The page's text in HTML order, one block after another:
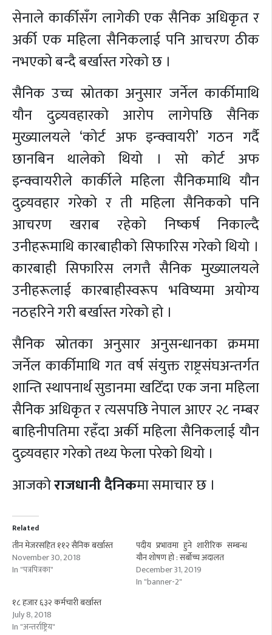
सेनाले कार्कीसँग लागेकी एक सैनिक अधिकृत र
अर्की एक महिला सैनिकलाई पनि आचरण ठीक
नभएको बन्दै बर्खास्त गरेको छ ।
सैनिक उच्च स्रोतका अनुसार जर्नेल कार्कीमाथि
यौन दुव्र्यवहारको आरोप लागेपछि सैनिक
मुख्यालयले ‘कोर्ट अफ इन्क्वायरी’ गठन गर्दै
छानबिन थालेको थियो । सो कोर्ट अफ
इन्क्वायरीले कार्कीले महिला सैनिकमाथि यौन
दुव्र्यवहार गरेको र ती महिला सैनिकको पनि
आचरण खराब रहेको निष्कर्ष निकाल्दै
उनीहरूमाथि कारबाहीको सिफारिस गरेको थियो ।
कारबाही सिफारिस लगत्तै सैनिक मुख्यालयले
उनीहरूलाई कारबाहीस्वरूप भविष्यमा अयोग्य
नठहरिने गरी बर्खास्त गरेको हो ।
सैनिक स्रोतका अनुसार अनुसन्धानका क्रममा
जर्नेल कार्कीमाथि गत वर्ष संयुक्त राष्ट्रसंघअन्तर्गत
शान्ति स्थापनार्थ सुडानमा खटिँदा एक जना महिला
सैनिक अधिकृत र त्यसपछि नेपाल आएर २८ नम्बर
बाहिनीपतिमा रहँदा अर्की महिला सैनिकलाई यौन
दुव्र्यवहार गरेको तथ्य फेला परेको थियो ।
आजकोराजधानी दैनिकमा समाचार छ ।
Related
तीन मेजरसहित ११२ सैनिक बर्खास्त
November 30, 2018
In "पत्रपित्रका"
पदीय प्रभावमा हुने शारीरिक सम्बन्ध
यौन शोषण हो : सर्बोच्च अदालत
December 31, 2019
In "banner-2"
१८ हजार ६३२ कर्मचारी बर्खास्त
July 8, 2018
In "अन्तर्राष्ट्रिय"